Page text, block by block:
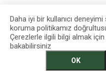
HESABIM
EGET Vakfı İktisadi
Daha iyi bir kullanıcı
koruma politikamız
Çerezlerle ilgili bilgi almak
bakabilirsiniz
OK